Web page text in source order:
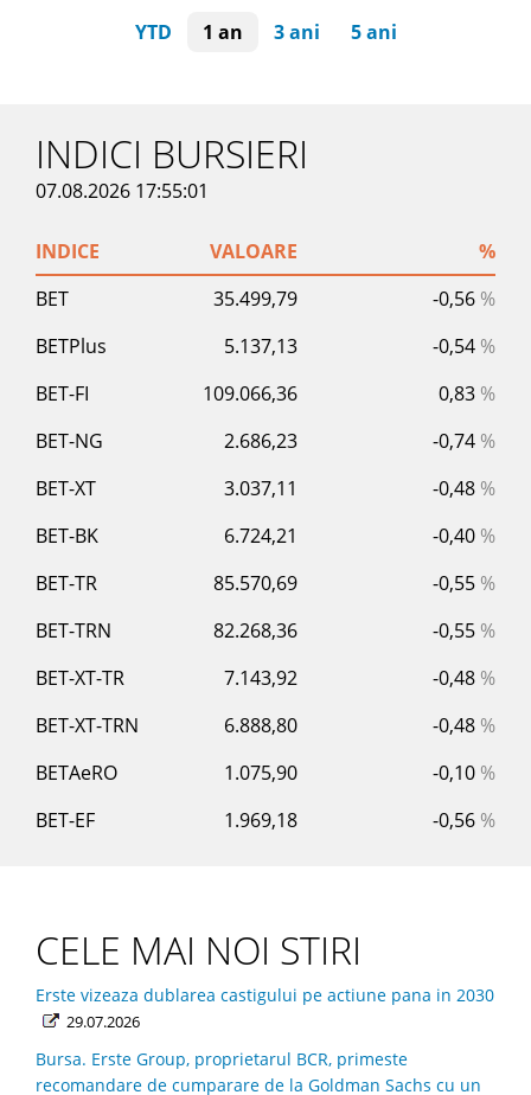
YTD 1 an 3 ani 5 ani
INDICI BURSIERI
07.08.2026 17:55:01
INDICE VALOARE
%
BET
35.499,79 -0,56 %
BETPlus
5.137,13 -0,54 %
BET-FI
109.066,36 0,83 %
BET-NG
2.686,23 -0,74 %
BET-XT
3.037,11 -0,48 %
BET-BK
6.724,21 -0,40 %
BET-TR
85.570,69 -0,55 %
BET-TRN
82.268,36 -0,55 %
BET-XT-TR
7.143,92 -0,48 %
BET-XT-TRN
6.888,80 -0,48 %
BETAeRO
1.075,90 -0,10 %
BET-EF
1.969,18 -0,56 %
CELE MAI NOI STIRI
Erste vizeaza dublarea castigului pe actiune pana in 2030
29.07.2026
Bursa. Erste Group, proprietarul BCR, primeste
recomandare de cumparare de la Goldman Sachs cu un